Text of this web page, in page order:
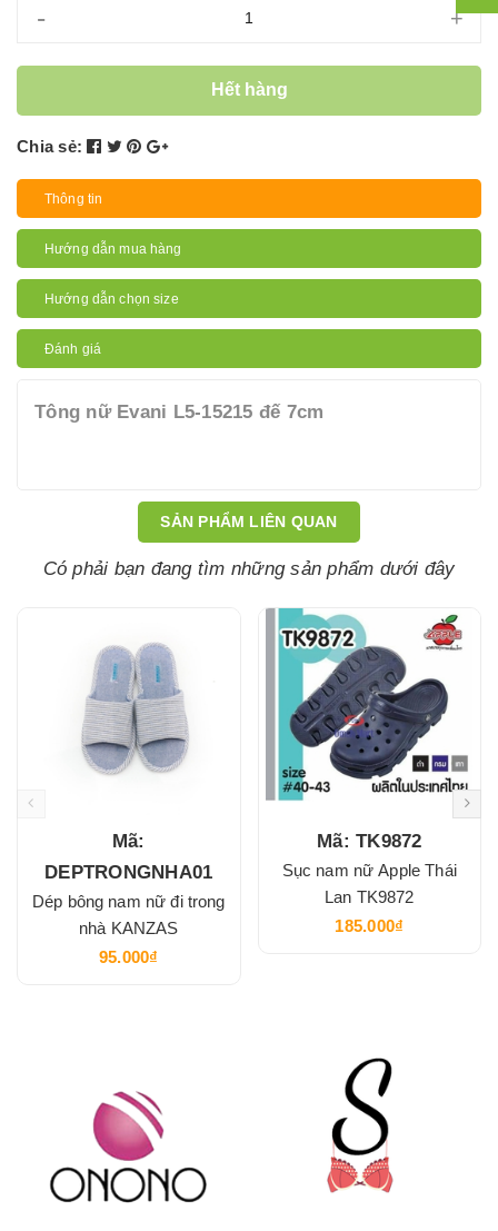
- +
Hết hàng
Chia sẻ:
Thông tin
Hướng dẫn mua hàng
Hướng dẫn chọn size
Đánh giá
Tông nữ Evani L5-15215 đế 7cm
SẢN PHẨM LIÊN QUAN
Có phải bạn đang tìm những sản phẩm dưới đây
Mã:
DEPTRONGNHA01
Dép bông nam nữ đi trong
nhà KANZAS
95.000₫
Mã: TK9872
Sục nam nữ Apple Thái
Lan TK9872
185.000₫